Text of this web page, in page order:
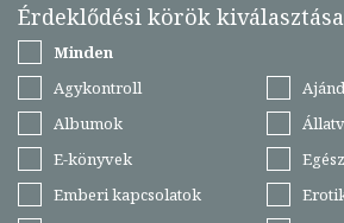
Érdeklődési körök kiválasztása
Minden
Agykontroll
Albumok
E-könyvek
Emberi kapcsolatok